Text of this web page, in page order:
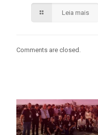
Leia mais
Comments are closed.